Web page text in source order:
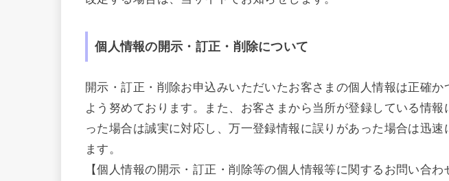
個人情報の開示・訂正・削除について
開示・訂正・削除お申込みいただいたお客さまの個人情報は正確か
よう努めております。また、お客さまから当所が登録している情報
った場合は誠実に対応し、万一登録情報に誤りがあった場合は迅速
ます。
【個人情報の開示・訂正・削除等の個人情報等に関するお問い合わ